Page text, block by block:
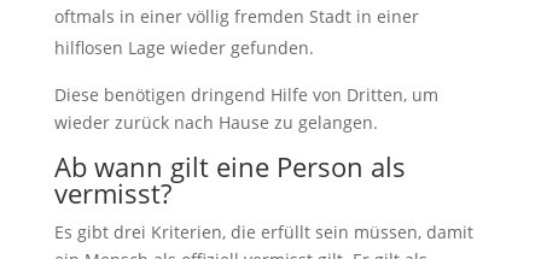
oftmals in einer völlig fremden Stadt in einer
hilflosen Lage wieder gefunden.
Diese benötigen dringend Hilfe von Dritten, um
wieder zurück nach Hause zu gelangen.
Ab wann gilt eine Person als
vermisst?
Es gibt drei Kriterien, die erfüllt sein müssen, damit